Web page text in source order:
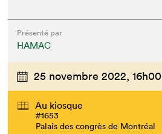
Présenté par
HAMAC
25 novembre 2022, 16h00
Au kiosque
#1653
Palais des congrès de Montréal